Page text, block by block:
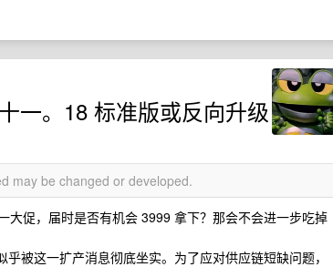
一。18 标准版或反向升级
may be changed or developed.
促，届时是否有机会 3999 拿下？那会不会进一步吃掉
被这一扩产消息彻底坐实。为了应对供应链短缺问题，